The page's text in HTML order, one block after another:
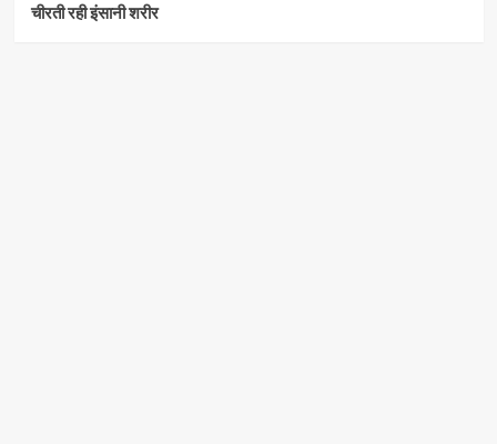
चीरती रही इंसानी शरीर